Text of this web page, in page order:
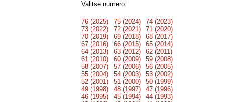
Valitse numero:
76 (2025) 75 (2024)
74 (2023)
73 (2022)
72 (2021)
71 (2020)
70 (2019)
69 (2018)
68 (2017)
67 (2016)
66 (2015)
65 (2014)
64 (2013)
63 (2012)
62 (2011)
61 (2010)
60 (2009)
59 (2008)
58 (2007)
57 (2006)
56 (2005)
55 (2004)
54 (2003)
53 (2002)
52 (2001)
51 (2000)
50 (1999)
49 (1998)
48 (1997)
47 (1996)
46 (1995)
45 (1994)
44 (1993)